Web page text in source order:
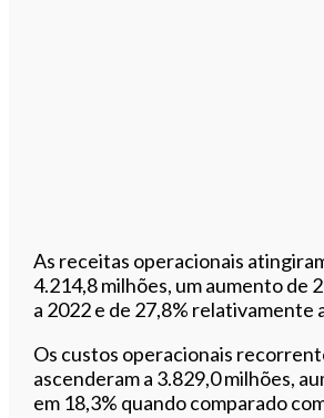
As receitas operacionais
4.214,8 milhões, um aumento de
a 2022 e de 27,8% relativamente
Os custos operacionais
ascenderam a 3.829,0 milhões,
em 18,3% quando comparado